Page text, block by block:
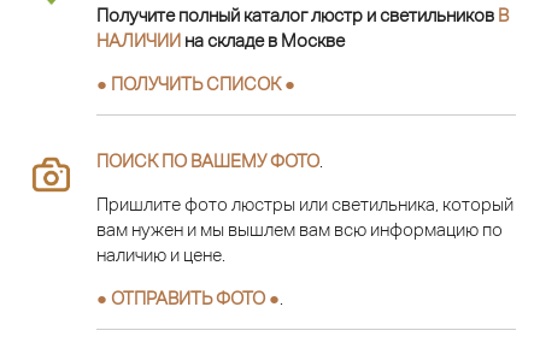
Получите полный каталог люстр и светильников В
НАЛИЧИИ на складе в Москве
● ПОЛУЧИТЬ СПИСОК ●
ПОИСК ПО ВАШЕМУ ФОТО
Пришлите фото люстры или светильника, который
вам нужен и мы вышлем вам всю информацию по
наличию и цене.
● ОТПРАВИТЬ ФОТО ●